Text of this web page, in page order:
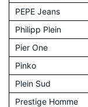
PEPE Jeans
Philipp Plein
Pier One
Pinko
Plein Sud
Prestige Homme